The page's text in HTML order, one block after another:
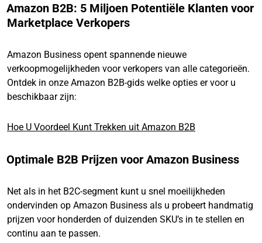
Amazon B2B: 5 Miljoen Potentiële Klanten voor
Marketplace Verkopers
Amazon Business opent spannende nieuwe
verkoopmogelijkheden voor verkopers van alle categorieën.
Ontdek in onze Amazon B2B-gids welke opties er voor u
beschikbaar zijn:
Hoe U Voordeel Kunt Trekken uit Amazon B2B
Optimale B2B Prijzen voor Amazon Business
Net als in het B2C-segment kunt u snel moeilijkheden
ondervinden op Amazon Business als u probeert handmatig
prijzen voor honderden of duizenden SKU’s in te stellen en
continu aan te passen.